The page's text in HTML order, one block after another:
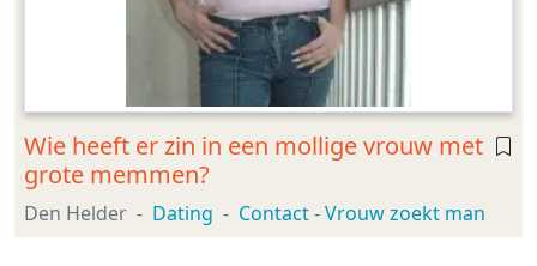
Wie heeft er zin in een mollige vrouw met
grote memmen?
Den Helder Dating Contact - Vrouw zoekt man